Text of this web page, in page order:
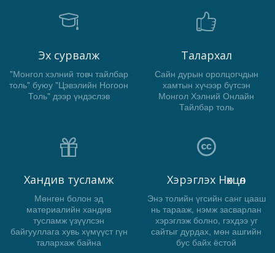
Эх сурвалж
"Монгол хэлний товч тайлбар
толь" буюу "Цэвэлийн Ногоон
Толь" дээр үндэслэв
Талархал
Сайн дурын оролцогчдын
хамтын хүчээр бүтсэн
Монгол Хэлний Онлайн
Тайлбар толь
Хандив тусламж
Мөнгөн болон эд
материалийн хандив
тусламж үзүүлсэн
байгууллага хувь хүмүүст гүн
талархаж байна
Хэрэглэх Нөхцөл
Энэ толийн үгсийн санг цааш
нь тарааж, нэмж засварлан
хэрэглэж болно, гэхдээ уг
сайтыг дурдах, мөн ашгийн
бус байх ёстой